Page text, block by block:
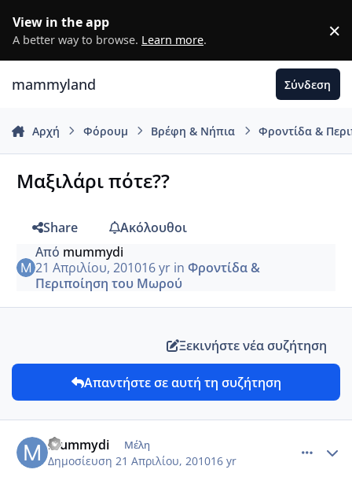
View in the app
A better way to browse. Learn more. ×
mammyland Σύνδεση
Αρχή Φόρουμ Βρέφη & Νήπια Φροντίδα &
Mαξιλάρι πότε??
Share
Ακόλουθοι
Από mummydi
21 Απριλίου, 201016 yrin Φροντίδα &
Περιποίηση του Μωρού
Ξεκινήστε νέα συζήτηση
Απαντήστε σε αυτή τη συζήτηση
mummydi Μέλη
Δημοσίευση 21 Απριλίου, 201016 yr